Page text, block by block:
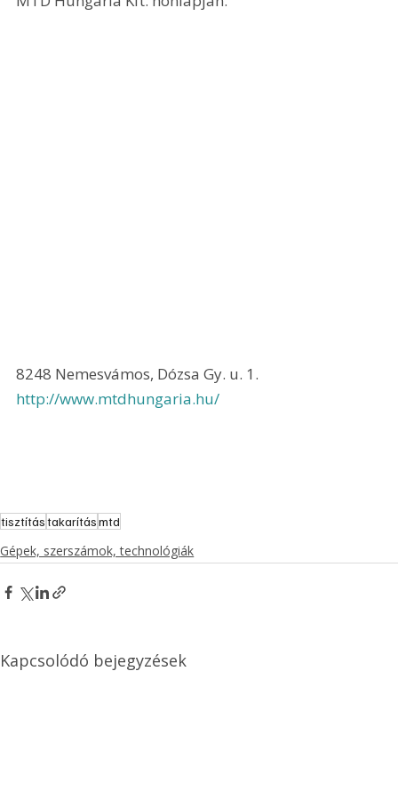
8248 Nemesvámos, Dózsa Gy. u. 1.
http://www.mtdhungaria.hu/
tisztítástakarításmtd
Gépek, szerszámok, technológiák
Kapcsolódó bejegyzések